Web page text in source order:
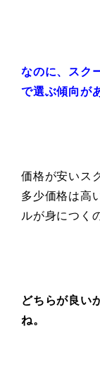
なのに、スク
で選ぶ傾向が
価格が安いス
多少価格は高
ルが身につく
どちらが良い
ね。